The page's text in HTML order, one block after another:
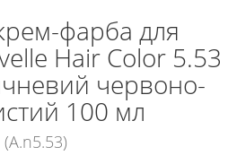
фарба для
Hair Color 5.53
червоно-
100 мл
(A.n5.53)